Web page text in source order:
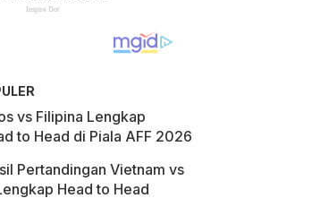
vs Filipina Lengkap
to Head di Piala AFF 2026
Pertandingan Vietnam vs
Head to Head